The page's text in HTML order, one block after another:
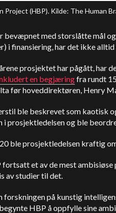
Project (HBP). Kilde: The Human
bevæpnet med storslåtte mål
i finansiering, har det ikke alltid
prosjektet har pågått, har
en begjæringfra rundt
før hoveddirektøren, Henry
ble beskrevet som kaotisk
i prosjektledelsen og ble
ble prosjektledelsen kraftig
fortsatt et av de mest
av studier til det.
forskningen på kunstig
HBP å oppfylle sine